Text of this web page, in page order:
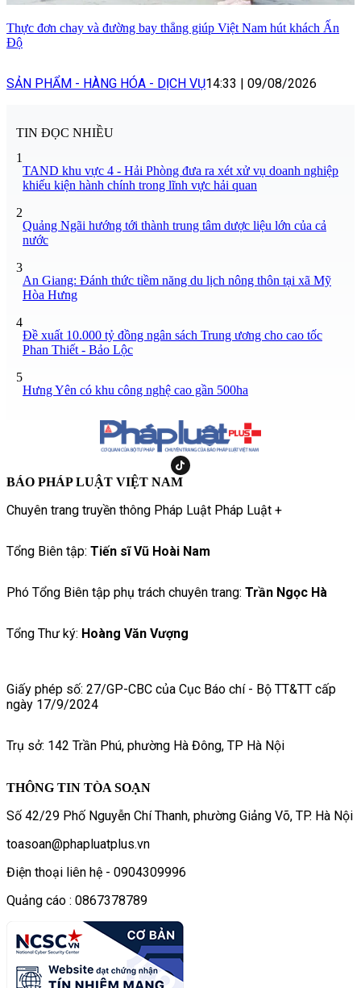
Thực đơn chay và đường bay thẳng giúp Việt Nam hút khách Ấn
Độ
SẢN PHẨM - HÀNG HÓA - DỊCH VỤ14:33 09/08/2026
TIN ĐỌC NHIỀU
1
TAND khu vực 4 - Hải Phòng đưa ra xét xử vụ doanh nghiệp
khiếu kiện hành chính trong lĩnh vực hải quan
2
Quảng Ngãi hướng tới thành trung tâm dược liệu lớn của cả
nước
3
An Giang: Đánh thức tiềm năng du lịch nông thôn tại xã Mỹ
Hòa Hưng
4
Đề xuất 10.000 tỷ đồng ngân sách Trung ương cho cao tốc
Phan Thiết - Bảo Lộc
5
Hưng Yên có khu công nghệ cao gần 500ha
BÁO PHÁP LUẬT VIỆT NAM
Chuyên trang truyền thông Pháp Luật Pháp Luật +
Tổng Biên tập: Tiến sĩ Vũ Hoài Nam
Phó Tổng Biên tập phụ trách chuyên trang: Trần Ngọc Hà
Tổng Thư ký: Hoàng Văn Vượng
Giấy phép số: 27/GP-CBC của Cục Báo chí - Bộ TT&TT cấp
ngày 17/9/2024
Trụ sở: 142 Trần Phú, phường Hà Đông, TP Hà Nội
THÔNG TIN TÒA SOẠN
Số 42/29 Phố Nguyễn Chí Thanh, phường Giảng Võ, TP. Hà Nội
toasoan@phapluatplus.vn
Điện thoại liên hệ - 0904309996
Quảng cáo : 0867378789